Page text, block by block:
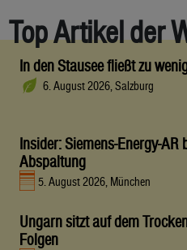
Top Artikel der
In den Stausee fließt zu
6. August 2026, Salzburg
Insider: Siemens-Energy-
Abspaltung
5. August 2026, München
Ungarn sitzt auf dem
Folgen